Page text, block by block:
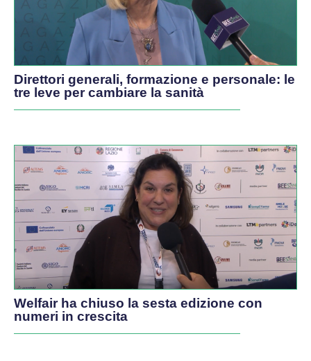
Direttori generali, formazione e personale: le
tre leve per cambiare la sanità
Welfair ha chiuso la sesta edizione con
numeri in crescita